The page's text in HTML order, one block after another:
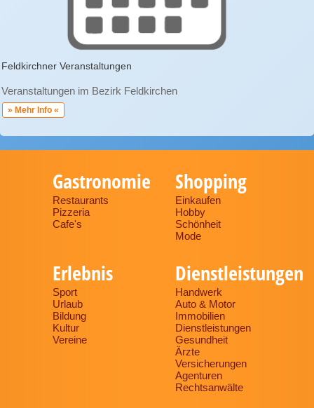
Feldkirchner Veranstaltungen
Veranstaltungen im Bezirk Feldkirchen
» Mehr Info «
Gastronomie
Restaurants
Pizzeria
Cafe's
Shopping
Einkaufen
Hobby
Schönheit
Mode
Erlebnis
Sport
Urlaub
Bildung
Kultur
Vereine
Dienstleistungen
Handwerk
Auto & Motor
Immobilien
Dienstleistungen
Gesundheit
Ärzte
Versicherungen
Agenturen
Rechtsanwälte